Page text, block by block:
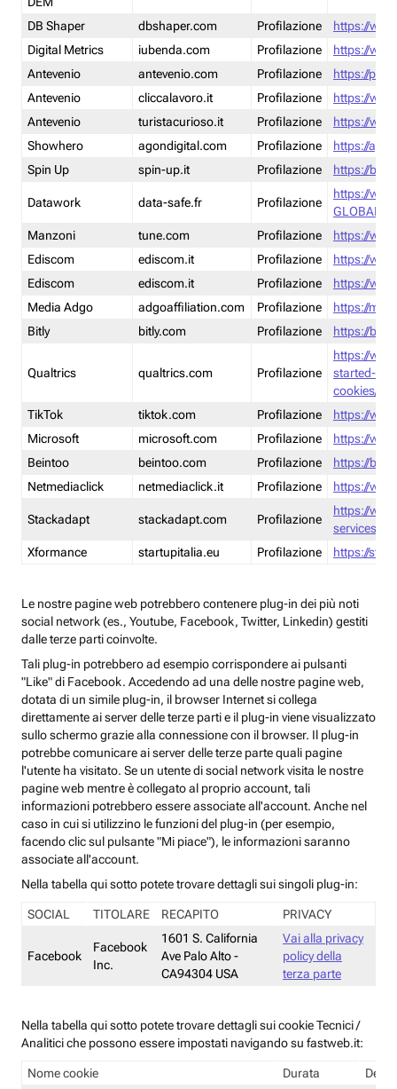
DB Shaper
dbshaper.com Profilazione
https://
Digital Metrics
iubenda.com Profilazione
https://
Antevenio
antevenio.com Profilazione
https://
Antevenio
cliccalavoro.it Profilazione
https://
Antevenio
turistacurioso.it Profilazione
https://
Showhero
agondigital.com Profilazione
https://
Spin Up
spin-up.it Profilazione https://
Datawork data-safe.fr Profilazione
https://
GLOBAL-
Manzoni
tune.com Profilazione
https://
Ediscom
ediscom.it Profilazione
https://
Ediscom
ediscom.it Profilazione
https://
Media Adgo
adgoaffiliation.com Profilazione
https://
Bitly
bitly.com Profilazione https://
Qualtrics qualtrics.com Profilazione
https://
started-
cookies/
TikTok
tiktok.com Profilazione
https://
Microsoft
microsoft.com Profilazione
https://
Beintoo
beintoo.com Profilazione
https://
Netmediaclick
netmediaclick.it Profilazione https://
Stackadapt stackadapt.com Profilazione
https://
services-
Xformance
startupitalia.eu Profilazione https://
Le nostre pagine web potrebbero contenere plug-in dei più noti
social network (es., Youtube, Facebook, Twitter, Linkedin) gestiti
dalle terze parti coinvolte.
Tali plug-in potrebbero ad esempio corrispondere ai pulsanti
"Like" di Facebook. Accedendo ad una delle nostre pagine web,
dotata di un simile plug-in, il browser Internet si collega
direttamente ai server delle terze parti e il plug-in viene visualizzato
sullo schermo grazie alla connessione con il browser. Il plug-in
potrebbe comunicare ai server delle terze parte quali pagine
l'utente ha visitato. Se un utente di social network visita le nostre
pagine web mentre è collegato al proprio account, tali
informazioni potrebbero essere associate all'account. Anche nel
caso in cui si utilizzino le funzioni del plug-in (per esempio,
facendo clic sul pulsante "Mi piace"), le informazioni saranno
associate all'account.
Nella tabella qui sotto potete trovare dettagli sui singoli plug-in:
SOCIAL TITOLARE RECAPITO PRIVACY
Facebook
Facebook
Inc.
1601 S. California
Ave Palo Alto -
CA94304 USA
Vai alla privacy
policy della
terza parte
Nella tabella qui sotto potete trovare dettagli sui cookie Tecnici /
Analitici che possono essere impostati navigando su fastweb.it:
Nome cookie Durata